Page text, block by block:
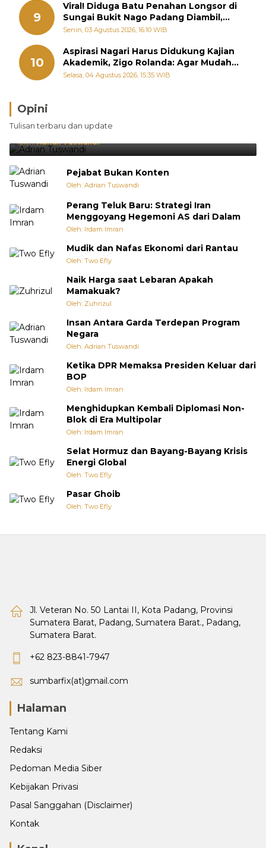
9
Viral! Diduga Batu Penahan Longsor di
Sungai Bukit Nago Padang Diambil,
Warga Khawatir Bencana Terulang
Senin, 03 Agustus 2026, 16:10 WIB
10
Aspirasi Nagari Harus Didukung Kajian
Akademik, Zigo Rolanda: Agar Mudah
Diperjuangkan di Kementerian
Selasa, 04 Agustus 2026, 15:35 WIB
Opini
Tulisan terbaru dan update
Brasil Lebih Diunggulkan, tetapi Jepang Selalu
Punya Cara Membuat Kejutan
Oleh:Adrian Tuswandi
Pejabat Bukan Konten
Oleh: Adrian Tuswandi
Perang Teluk Baru: Strategi Iran
Menggoyang Hegemoni AS dari Dalam
Oleh: Irdam Imran
Mudik dan Nafas Ekonomi dari Rantau
Oleh: Two Efly
Naik Harga saat Lebaran Apakah
Mamakuak?
Oleh: Zuhrizul
Insan Antara Garda Terdepan Program
Negara
Oleh: Adrian Tuswandi
Ketika DPR Memaksa Presiden Keluar dari
BOP
Oleh: Irdam Imran
Menghidupkan Kembali Diplomasi Non-
Blok di Era Multipolar
Oleh: Irdam Imran
Selat Hormuz dan Bayang-Bayang Krisis
Energi Global
Oleh: Two Efly
Pasar Ghoib
Oleh: Two Efly
Jl. Veteran No. 50 Lantai II, Kota Padang, Provinsi
Sumatera Barat, Padang, Sumatera Barat., Padang,
Sumatera Barat.
+62 823-8841-7947
sumbarfix(at)gmail.com
Halaman
Tentang Kami
Redaksi
Pedoman Media Siber
Kebijakan Privasi
Pasal Sanggahan (Disclaimer)
Kontak